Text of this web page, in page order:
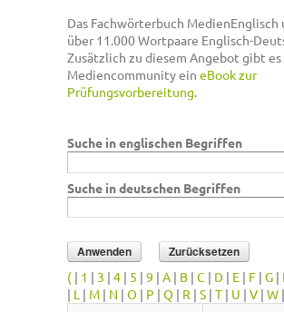
Das Fachwörterbuch MedienEnglisch
über 11.000 Wortpaare Englisch-
Zusätzlich zu diesem Angebot gibt
Mediencommunity ein eBook zur
Prüfungsvorbereitung.
Suche in englischen Begriffen
Suche in deutschen Begriffen
( | 1 | 3 | 4 | 5 | 9 | A | B | C | D | E | F | G |
| L | M | N | O | P | Q | R | S | T | U | V | W |